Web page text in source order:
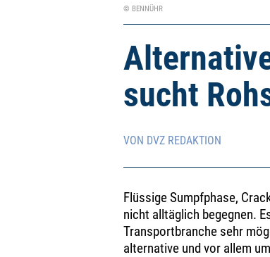
© BENNÜHR
sucht
VON DVZ REDAKTION
Flüssige Sumpfphase,
nicht alltäglich begegnen.
Transportbranche sehr
alternative und vor allem